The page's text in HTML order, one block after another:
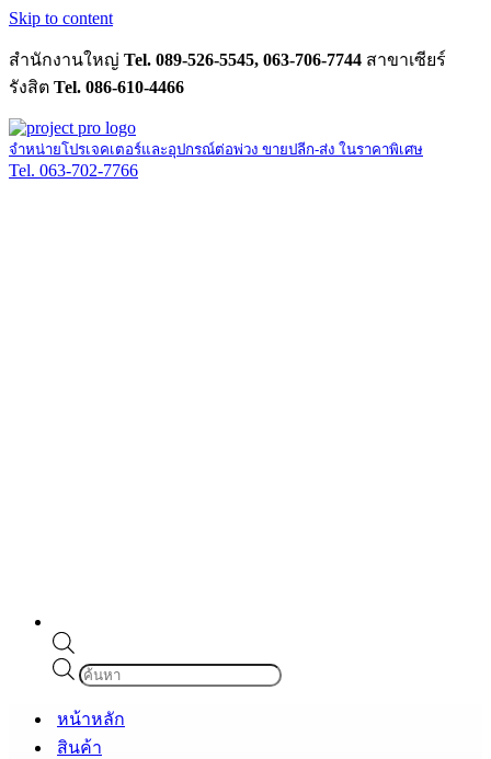
Skip to content
สำนักงานใหญ่ Tel. 089-526-5545, 063-706-7744 สาขาเซียร์
รังสิต Tel. 086-610-4466
จำหน่ายโปรเจคเตอร์และอุปกรณ์ต่อพ่วง ขายปลีก-ส่ง ในราคาพิเศษ
Tel. 063-702-7766
Products
search
หน้าหลัก
สินค้า